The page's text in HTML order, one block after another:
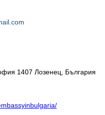
1407 Лозенец, България